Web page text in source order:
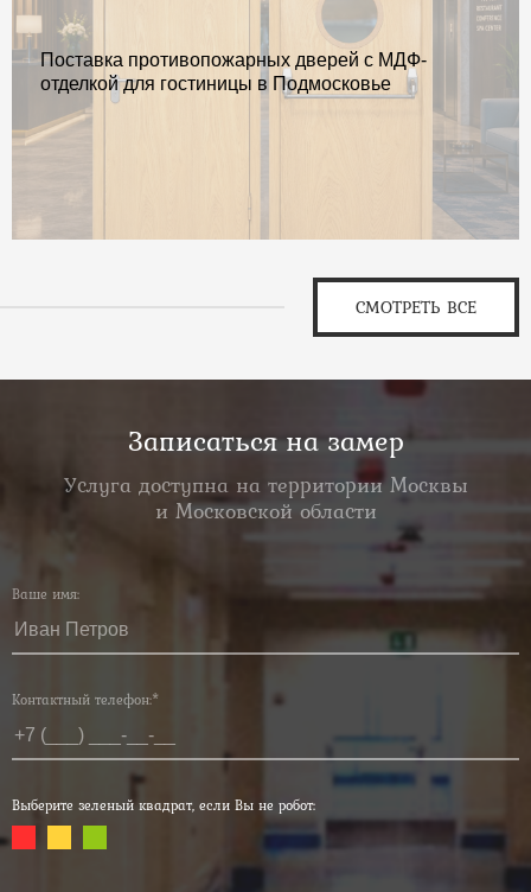
Поставка противопожарных дверей с МДФ-
отделкой для гостиницы в Подмосковье
СМОТРЕТЬ ВСЕ
Записаться на замер
Услуга доступна на территории Москвы
и Московской области
Ваше имя:
Контактный телефон:*
Выберите зеленый квадрат, если Вы не робот: